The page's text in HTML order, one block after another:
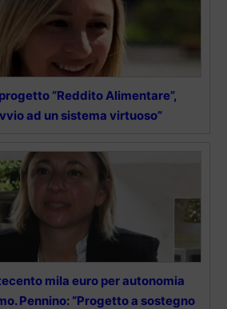
“Reddito Alimentare”,
ad un sistema virtuoso”
mila euro per autonomia
Pennino: “Progetto a sostegno